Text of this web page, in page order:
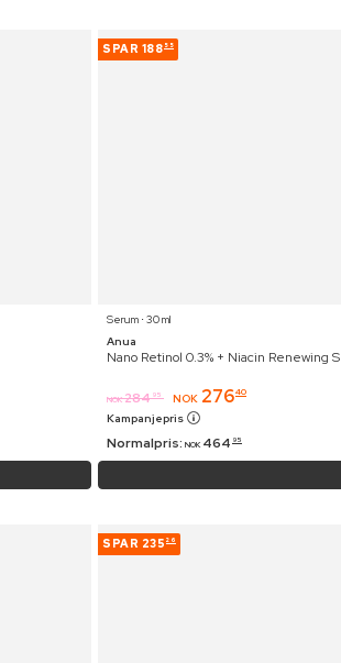
SPAR 188 55
Serum ⋅ 30 ml
Anua
Nano Retinol 0.3% + Niacin Renewing
NOK 284 95 NOK 27640
Kampanjepris
Normalpris: NOK 464 95
SPAR 235 26